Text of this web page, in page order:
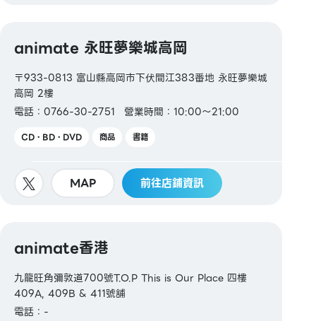
animate 永旺夢樂城高岡
〒933-0813 富山縣高岡市下伏間江383番地 永旺夢樂城
高岡 2樓
電話：0766-30-2751
營業時間：10:00～21:00
CD・BD・DVD 商品 書籍
MAP 前往店鋪資訊
animate香港
九龍旺角彌敦道700號T.O.P This is Our Place 四樓
409A, 409B & 411號舖
電話：-